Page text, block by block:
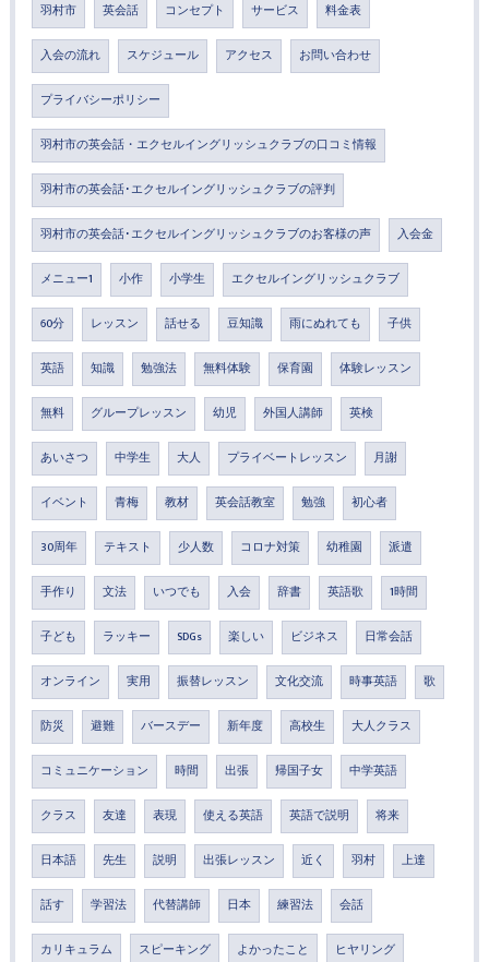
羽村市 英会話 コンセプト サービス 料金表
入会の流れ スケジュール アクセス お問い合わせ
プライバシーポリシー
羽村市の英会話・エクセルイングリッシュクラブの口コミ情報
羽村市の英会話･エクセルイングリッシュクラブの評判
羽村市の英会話･エクセルイングリッシュクラブのお客様の声 入会金
メニュー1 小作 小学生 エクセルイングリッシュクラブ
60分 レッスン 話せる 豆知識 雨にぬれても 子供
英語 知識 勉強法 無料体験 保育園 体験レッスン
無料 グループレッスン 幼児 外国人講師 英検
あいさつ 中学生 大人 プライベートレッスン 月謝
イベント 青梅 教材 英会話教室 勉強 初心者
30周年 テキスト 少人数 コロナ対策 幼稚園 派遣
手作り 文法 いつでも 入会 辞書 英語歌 1時間
子ども ラッキー SDGs 楽しい ビジネス 日常会話
オンライン 実用 振替レッスン 文化交流 時事英語 歌
防災 避難 バースデー 新年度 高校生 大人クラス
コミュニケーション 時間 出張 帰国子女 中学英語
クラス 友達 表現 使える英語 英語で説明 将来
日本語 先生 説明 出張レッスン 近く 羽村 上達
話す 学習法 代替講師 日本 練習法 会話
カリキュラム スピーキング よかったこと ヒヤリング